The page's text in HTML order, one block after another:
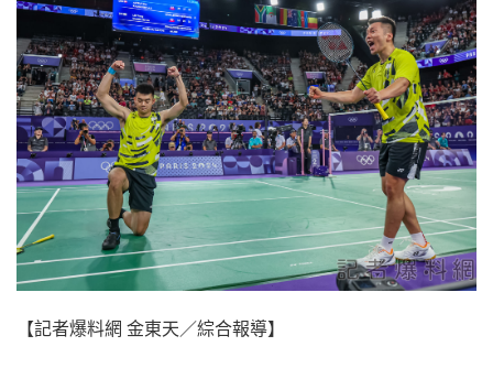
【記者爆料網 金東天／綜合報導】